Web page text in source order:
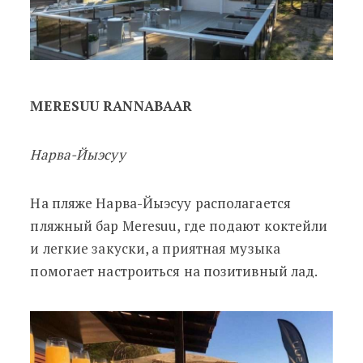
MERESUU RANNABAAR
Нарва-Йыэсуу
На пляже Нарва-Йыэсуу располагается
пляжный бар Meresuu, где подают коктейли
и легкие закуски, а приятная музыка
помогает настроиться на позитивный лад.